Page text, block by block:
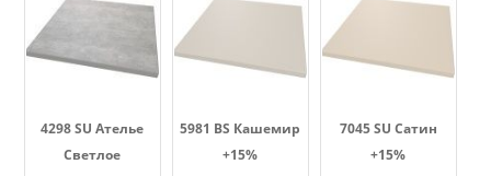
4298 SU Ателье
Светлое
5981 BS Кашемир
+15%
7045 SU Сатин
+15%